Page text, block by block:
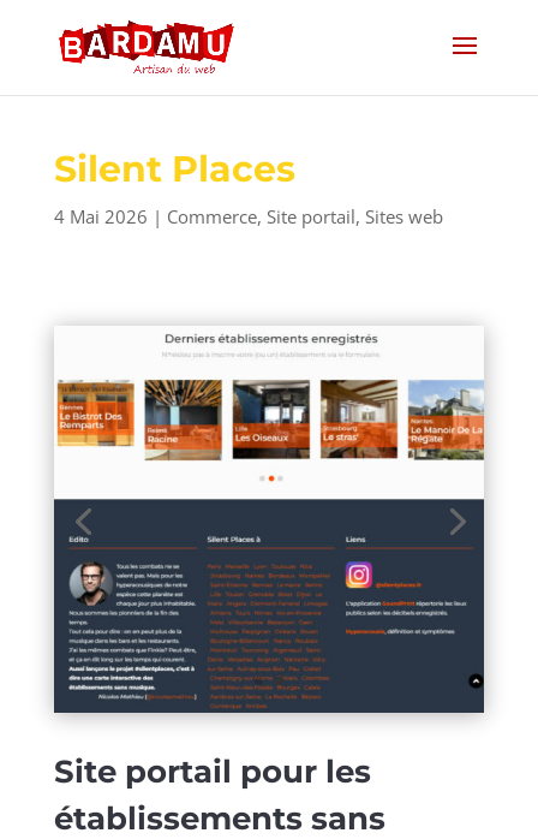
Silent Places
4 Mai 2026 | Commerce, Site portail, Sites web
Site portail pour les
établissements sans